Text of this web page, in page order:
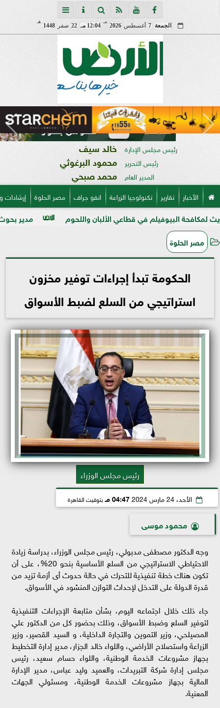
الجمعة 7 أغسطس 2026
مـ
12:04 مـ 22 صفر 1448
هـ
رئيس مجلس الإدارة خالد سيف
رئيس التحرير محمود البرغوثي
المدير العام محمد صبحي
الأخبار تقارير تكنولوجيا الزراعة انفو جراف مصر الحلوة
مدير بحوث أمراض في قطاعي الألبان واللحوم
مصر الحلوة
الحكومة تبدأ إجراءات توفير مخزون
استراتيجي من السلع لضبط الأسواق
رئيس مجلس الوزراء
الأحد، 24 مارس 2024 04:47 مـ بتوقيت القاهرة
محمود موسى
وجه الدكتور مصطفى مدبولي، رئيس مجلس الوزراء، بدراسة زيادة
الاحتياطي الاستراتيجي من السلع الأساسية بنحو 20%، على أن
تكون هناك خطة تنفيذية للتحرك في حالة حدوث أى أزمة تزيد من
قدرة الدولة على التدخل لإحداث التوازن المنشود في الأسواق.
جاء ذلك خلال اجتماعه اليوم، بشأن متابعة الإجراءات التنفيذية
لتوفير السلع وضبط الأسواق، وذلك بحضور كل من الدكتور علي
المصيلحي، وزير التموين والتجارة الداخلية، و السيد القصير، وزير
الزراعة واستصلاح الأراضي، واللواء خالد الجزار، مدير إدارة التخطيط
بجهاز مشروعات الخدمة الوطنية، واللواء حسام سعيد، رئيس
مجلس إدارة شركة التبريدات، والعميد وليد عباس، مدير الإدارة
المالية بجهاز مشروعات الخدمة الوطنية، ومسئولي الجهات
المعنية.